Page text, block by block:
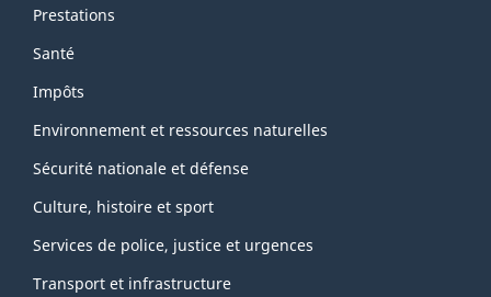
Prestations
Santé
Impôts
Environnement et ressources naturelles
Sécurité nationale et défense
Culture, histoire et sport
Services de police, justice et urgences
Transport et infrastructure